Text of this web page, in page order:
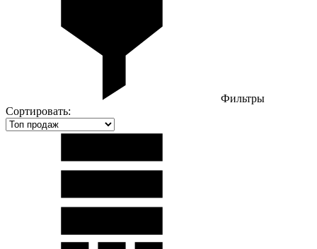
Фильтры
Сортировать: